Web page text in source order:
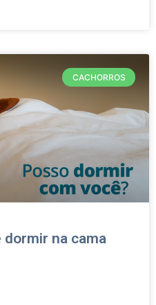
CACHORROS
na cama